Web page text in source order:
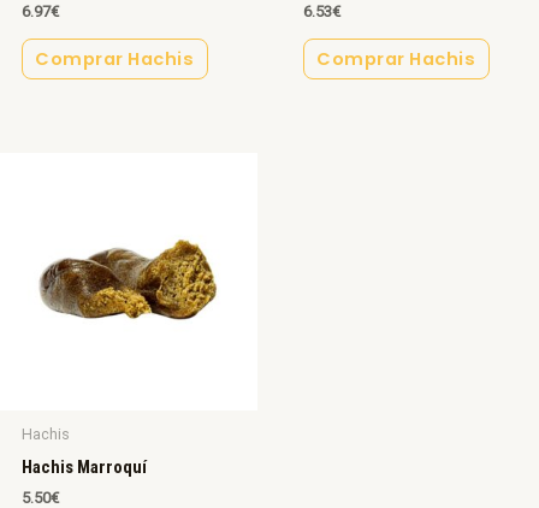
6.97€
Comprar Hachis
6.53€
Comprar Hachis
Hachis
Hachis Marroquí
5.50€